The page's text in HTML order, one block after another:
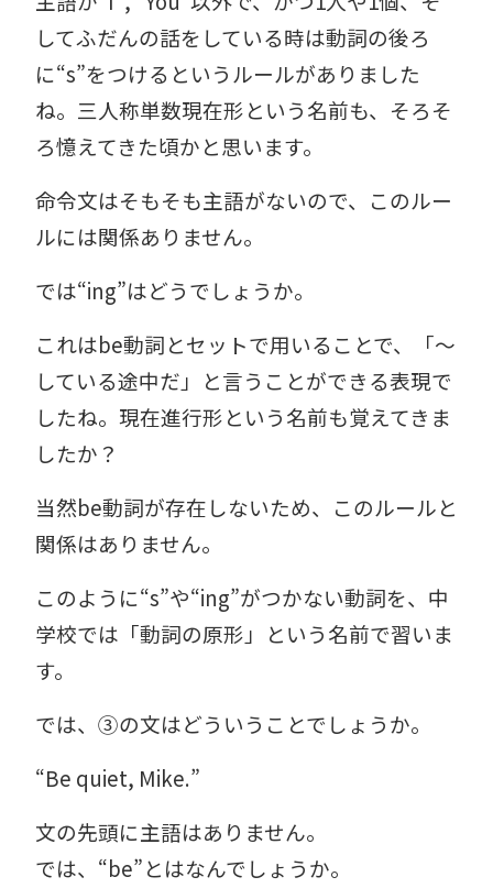
してふだんの話をしている時は動詞の後ろ
に“s”をつけるというルールがありました
ね。三人称単数現在形という名前も、そろそ
ろ憶えてきた頃かと思います。
命令文はそもそも主語がないので、このルー
ルには関係ありません。
では“ing”はどうでしょうか。
これはbe動詞とセットで用いることで、「～
している途中だ」と言うことができる表現で
したね。現在進行形という名前も覚えてきま
したか？
当然be動詞が存在しないため、このルールと
関係はありません。
このように“s”や“ing”がつかない動詞を、中
学校では「動詞の原形」という名前で習いま
す。
では、③の文はどういうことでしょうか。
“Be quiet, Mike.”
文の先頭に主語はありません。
では、“be”とはなんでしょうか。